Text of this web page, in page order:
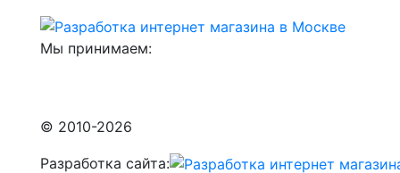
Мы принимаем:
© 2010-2026
Разработка сайта: